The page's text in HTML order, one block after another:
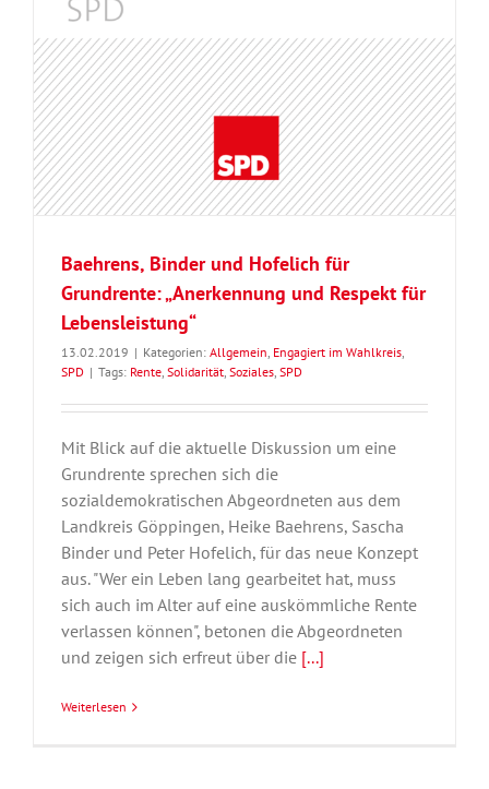
Baehrens, Binder und Hofelich für
Grundrente: „Anerkennung und Respekt für
Lebensleistung“
13.02.2019 | Kategorien: Allgemein, Engagiert im Wahlkreis,
SPD | Tags: Rente, Solidarität, Soziales, SPD
Mit Blick auf die aktuelle Diskussion um eine
Grundrente sprechen sich die
sozialdemokratischen Abgeordneten aus dem
Landkreis Göppingen, Heike Baehrens, Sascha
Binder und Peter Hofelich, für das neue Konzept
aus. "Wer ein Leben lang gearbeitet hat, muss
sich auch im Alter auf eine auskömmliche Rente
verlassen können", betonen die Abgeordneten
und zeigen sich erfreut über die [...]
Weiterlesen